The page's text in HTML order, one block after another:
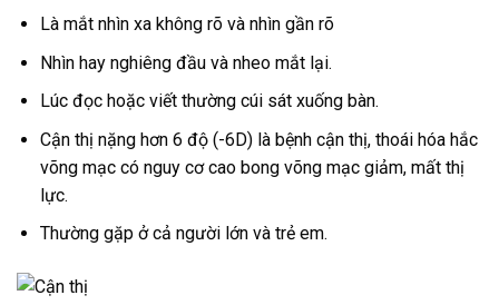
Là mắt nhìn xa không rõ và nhìn gần rõ
Nhìn hay nghiêng đầu và nheo mắt lại.
Lúc đọc hoặc viết thường cúi sát xuống bàn.
Cận thị nặng hơn 6 độ (-6D) là bệnh cận thị, thoái hóa hắc
võng mạc có nguy cơ cao bong võng mạc giảm, mất thị
lực.
Thường gặp ở cả người lớn và trẻ em.